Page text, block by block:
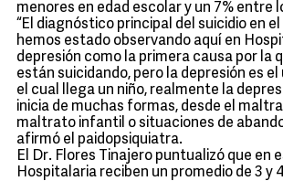
menores en edad escolar y un 7% entre
“El diagnóstico principal del suicidio en el
hemos estado observando aquí en
depresión como la primera causa por la
están suicidando, pero la depresión es
el cual llega un niño, realmente la
inicia de muchas formas, desde el
maltrato infantil o situaciones de
afirmó el paidopsiquiatra.
El Dr. Flores Tinajero puntualizó que en
Hospitalaria reciben un promedio de 3 y